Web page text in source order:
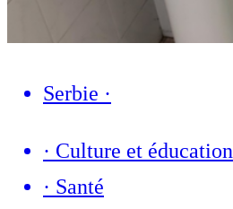
Serbie ·
· Culture et éducation
· Santé